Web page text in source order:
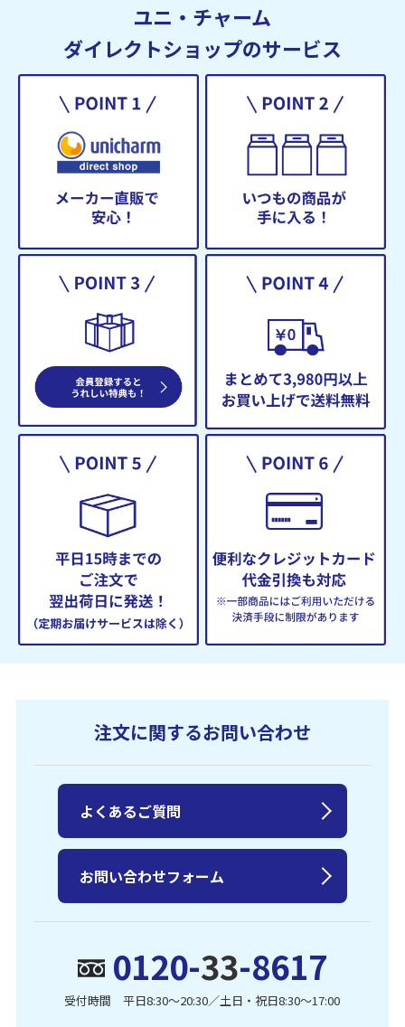
ユニ・チャーム
ダイレクトショップのサービス
注文に関するお問い合わせ
0120-33-8617
受付時間 平日8:30〜20:30／土日・祝日8:30〜17:00
よくあるご質問
お問い合わせフォーム